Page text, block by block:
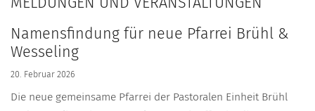
Namensfindung für neue Pfarrei Brühl &
Wesseling
20. Februar 2026
Die neue gemeinsame Pfarrei der Pastoralen Einheit Brühl